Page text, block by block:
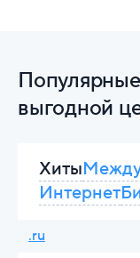
выгодной
Хиты
Интернет
.ru